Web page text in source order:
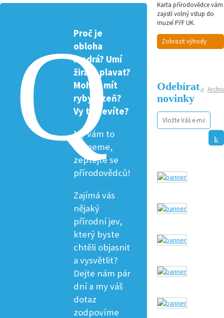
Proč je
obloha
modrá? Umí
žirafa plavat?
Mohou mít
ryby žízeň?
Vy to nevíte?
My vám to
řekneme,
zeptejte se
přírodovědců!
Zajímá vás
nějaký
přírodní jev,
který byste
chtěli objasnit
a vysvětlit?
Dejte nám pár
dní a my váš
dotaz
zodpovíme
Karta přírodovědce vám
zajistí volný vstup do
muzeí PřF UK.
Zobrazit výhody
Archiv
Odebírat
novinky